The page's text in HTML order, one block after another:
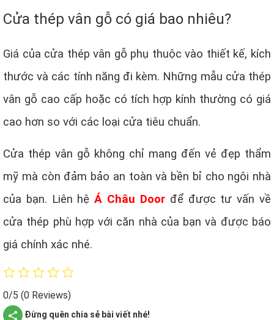
Cửa thép vân gỗ có giá bao nhiêu?
Giá của cửa thép vân gỗ phụ thuộc vào thiết kế, kích
thước và các tính năng đi kèm. Những mẫu cửa thép
vân gỗ cao cấp hoặc có tích hợp kính thường có giá
cao hơn so với các loại cửa tiêu chuẩn.
Cửa thép vân gỗ không chỉ mang đến vẻ đẹp thẩm
mỹ mà còn đảm bảo an toàn và bền bỉ cho ngôi nhà
của bạn. Liên hệÁ Châu Doorđể được tư vấn về
cửa thép phù hợp với căn nhà của bạn và được báo
giá chính xác nhé.
0/5 (0 Reviews)
Đừng quên chia sẻ bài viết nhé!